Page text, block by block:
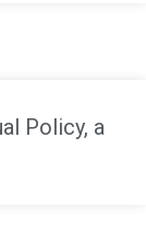
Policy, a